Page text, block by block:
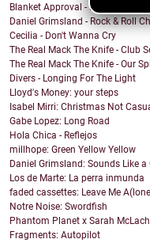
Blanket Approval - Hot Sweaty
Daniel Grimsland - Rock & Roll
Cecilia - Don't Wanna Cry
The Real Mack The Knife - Club
The Real Mack The Knife - Our
Divers - Longing For The Light
Lloyd's Money: your steps
Isabel Mirri: Christmas Not
Gabe Lopez: Long Road
Hola Chica - Reflejos
millhope: Green Yellow Yellow
Daniel Grimsland: Sounds Like a
Los de Marte: La perra inmunda
faded cassettes: Leave Me
Notre Noise: Swordfish
Phantom Planet x Sarah
Fragments: Autopilot